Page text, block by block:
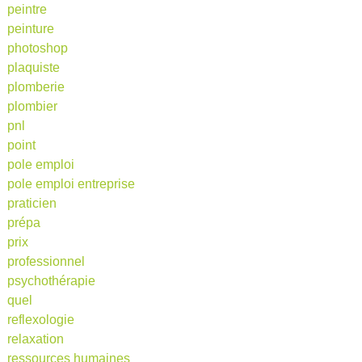
peintre
peinture
photoshop
plaquiste
plomberie
plombier
pnl
point
pole emploi
pole emploi entreprise
praticien
prépa
prix
professionnel
psychothérapie
quel
reflexologie
relaxation
ressources humaines